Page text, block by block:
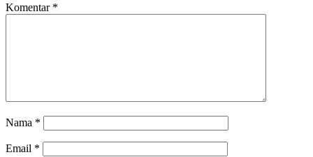
Komentar *
Nama *
Email *